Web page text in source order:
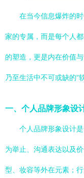
在当今信息爆炸的
家的专属，而是每个人
的塑造，更是内在价值
乃至生活中不可或缺的“
一、个人品牌形象设
个人品牌形象设计
为举止、沟通表达以及
型、妆容等外在元素；